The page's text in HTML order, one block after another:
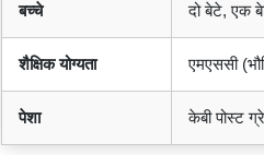
बच्चे दो बेटे, एक
शैक्षिक योग्यता एमएससी
पेशा केबी पोस्ट